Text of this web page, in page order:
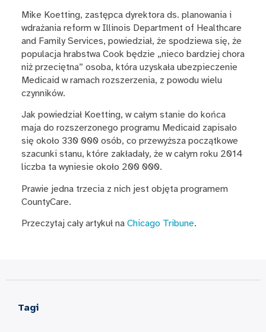
Mike Koetting, zastępca dyrektora ds. planowania i
wdrażania reform w Illinois Department of Healthcare
and Family Services, powiedział, że spodziewa się, że
populacja hrabstwa Cook będzie „nieco bardziej chora
niż przeciętna” osoba, która uzyskała ubezpieczenie
Medicaid w ramach rozszerzenia, z powodu wielu
czynników.
Jak powiedział Koetting, w całym stanie do końca
maja do rozszerzonego programu Medicaid zapisało
się około 330 000 osób, co przewyższa początkowe
szacunki stanu, które zakładały, że w całym roku 2014
liczba ta wyniesie około 200 000.
Prawie jedna trzecia z nich jest objęta programem
CountyCare.
Przeczytaj cały artykuł na Chicago Tribune.
Tagi